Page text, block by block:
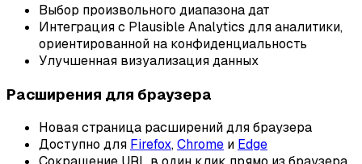
Выбор произвольного диапазона дат
Интеграция с Plausible Analytics для аналитики,
ориентированной на конфиденциальность
Улучшенная визуализация данных
Расширения для браузера
Новая страница расширений для браузера
Доступно для Firefox,Chrome и Edge